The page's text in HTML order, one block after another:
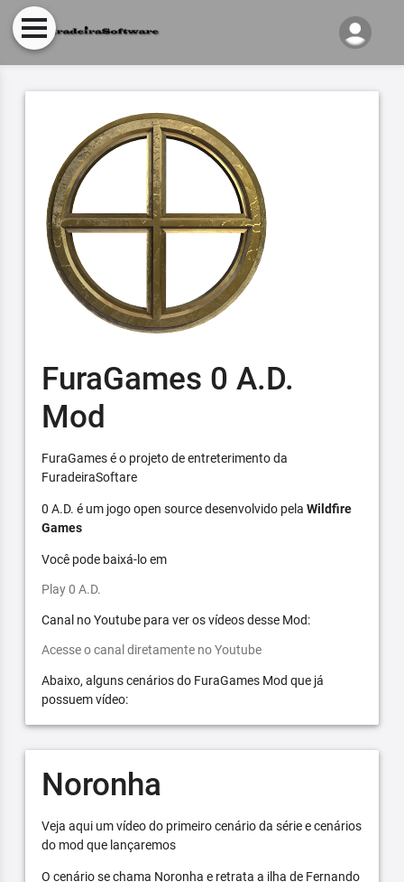
FuraGames 0 A.D.
Mod
FuraGames é o projeto de entreterimento da
FuradeiraSoftare
0 A.D. é um jogo open source desenvolvido pela Wildfire
Games
Você pode baixá-lo em
Play 0 A.D.
Canal no Youtube para ver os vídeos desse Mod:
Acesse o canal diretamente no Youtube
Abaixo, alguns cenários do FuraGames Mod que já
possuem vídeo:
Noronha
Veja aqui um vídeo do primeiro cenário da série e cenários
do mod que lançaremos
O cenário se chama Noronha e retrata a ilha de Fernando